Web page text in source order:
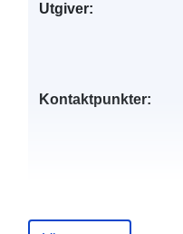
Utgiver:
Kontaktpunkter: